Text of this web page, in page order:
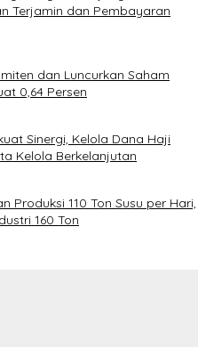
Terjamin dan Pembayaran
dan Luncurkan Saham
0,64 Persen
Sinergi, Kelola Dana Haji
Kelola Berkelanjutan
Produksi 110 Ton Susu per Hari,
160 Ton